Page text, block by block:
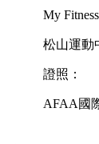
My
松山運動
證照：
AFAA國